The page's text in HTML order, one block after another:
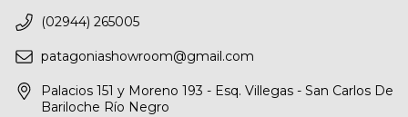
(02944) 265005
patagoniashowroom@gmail.com
Palacios 151 y Moreno 193 - Esq. Villegas - San Carlos De
Bariloche Río Negro